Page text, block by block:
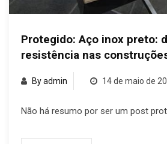
Protegido: Aço inox preto:
resistência nas
By admin 14 de maio de
Não há resumo por ser um post